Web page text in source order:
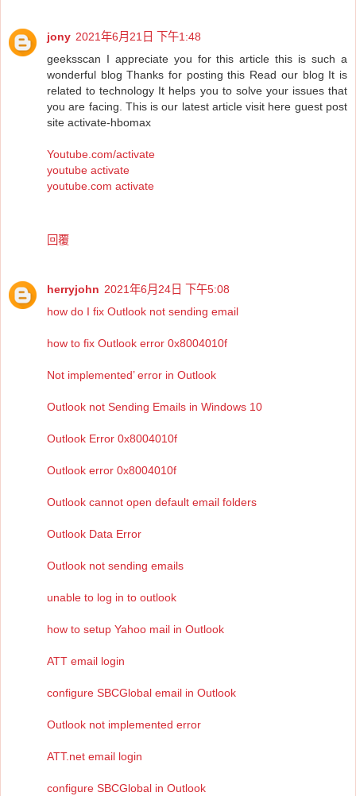
jony 2021年6月21日 下午1:48
geeksscan I appreciate you for this article this is such a
wonderful blog Thanks for posting this Read our blog It is
related to technology It helps you to solve your issues that
you are facing. This is our latest article visit here guest post
site activate-hbomax
Youtube.com/activate
youtube activate
youtube.com activate
回覆
herryjohn 2021年6月24日 下午5:08
how do I fix Outlook not sending email
how to fix Outlook error 0x8004010f
Not implemented’ error in Outlook
Outlook not Sending Emails in Windows 10
Outlook Error 0x8004010f
Outlook error 0x8004010f
Outlook cannot open default email folders
Outlook Data Error
Outlook not sending emails
unable to log in to outlook
how to setup Yahoo mail in Outlook
ATT email login
configure SBCGlobal email in Outlook
Outlook not implemented error
ATT.net email login
configure SBCGlobal in Outlook